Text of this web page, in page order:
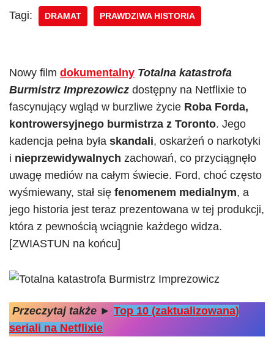
Tagi: DRAMAT PRAWDZIWA HISTORIA
Nowy film dokumentalny Totalna katastrofa
Burmistrz Imprezowicz dostępny na Netflixie to
fascynujący wgląd w burzliwe życie Roba Forda,
kontrowersyjnego burmistrza z Toronto. Jego
kadencja pełna była skandali, oskarżeń o narkotyki
i nieprzewidywalnych zachowań, co przyciągnęło
uwagę mediów na całym świecie. Ford, choć często
wyśmiewany, stał się fenomenem medialnym, a
jego historia jest teraz prezentowana w tej produkcji,
która z pewnością wciągnie każdego widza.
[ZWIASTUN na końcu]
Przeczytaj także ► Top 10 (zaktualizowana)
seriali na Netflixie